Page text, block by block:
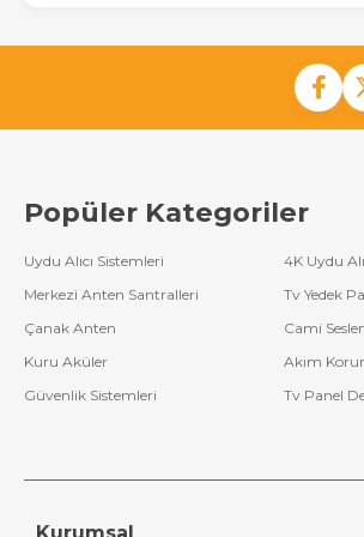
Kumanda
Yumatu Lcd
Hi-Level Lcd
Popüler Kategoriler
Uydu Alıcı Sistemleri 4K Uydu
Merkezi Anten Santralleri
Tv Yedek
Çanak Anten
Cami
Kuru Aküler
Akım
Güvenlik Sistemleri
Tv Panel
Kurumsal